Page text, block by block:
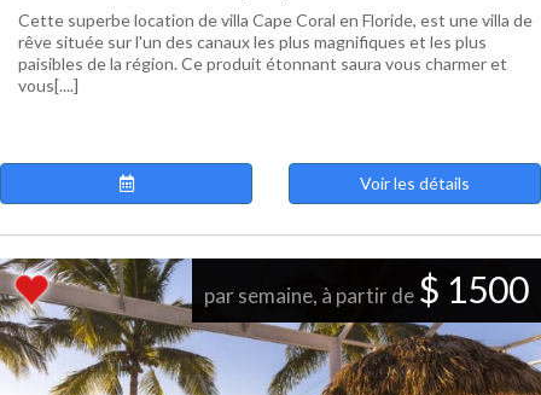
Cette superbe location de villa Cape Coral en Floride, est une villa de
rêve située sur l'un des canaux les plus magnifiques et les plus
paisibles de la région. Ce produit étonnant saura vous charmer et
vous[....]
Voir les détails
par semaine, à partir de $ 1500